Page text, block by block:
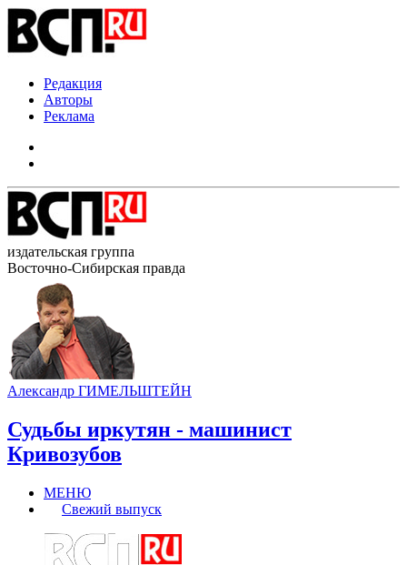
Редакция
Авторы
Реклама
издательская группа
Восточно-Сибирская правда
Александр ГИМЕЛЬШТЕЙН
Судьбы иркутян - машинист
Кривозубов
МЕНЮ
Свежий выпуск